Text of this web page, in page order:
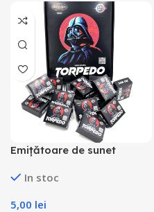
Emițătoare de sunet
In stoc
5,00 lei